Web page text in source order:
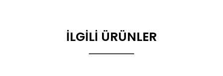
İLGILI ÜRÜNLER